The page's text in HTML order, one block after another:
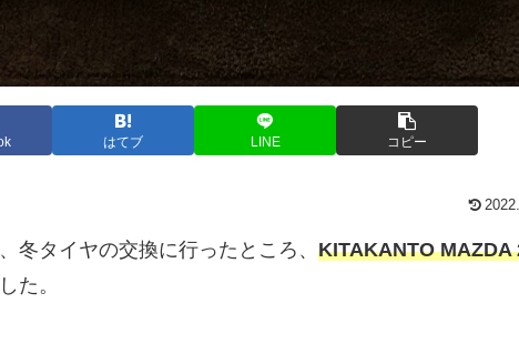
はてブ LINE コピー
冬タイヤの交換に行ったところ、 KITAKANTO MAZDA
た。